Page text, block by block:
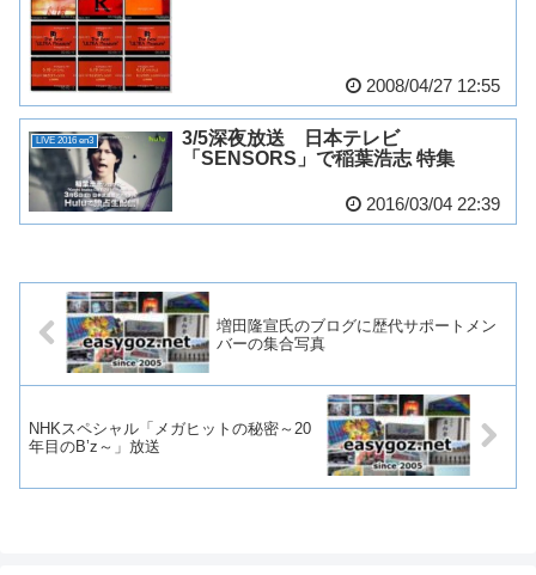
2008/04/27 12:55
LIVE 2016 en3
3/5深夜放送 日本テレビ
「SENSORS」で稲葉浩志 特集
2016/03/04 22:39
増田隆宣氏のブログに歴代サポートメン
バーの集合写真
NHKスペシャル「メガヒットの秘密～20
年目のB’z～」放送